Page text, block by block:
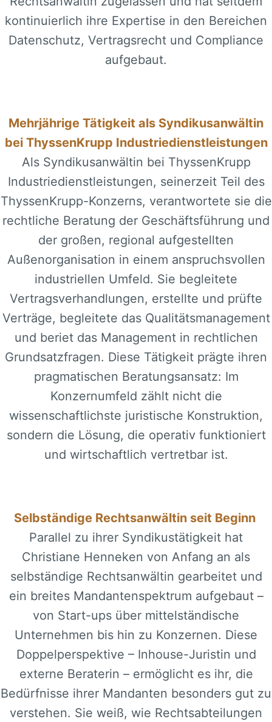
kontinuierlich ihre Expertise in den Bereichen
Datenschutz, Vertragsrecht und Compliance
aufgebaut.
Mehrjährige Tätigkeit als Syndikusanwältin
bei ThyssenKrupp Industriedienstleistungen
Als Syndikusanwältin bei ThyssenKrupp
Industriedienstleistungen, seinerzeit Teil des
ThyssenKrupp-Konzerns, verantwortete sie die
rechtliche Beratung der Geschäftsführung und
der großen, regional aufgestellten
Außenorganisation in einem anspruchsvollen
industriellen Umfeld. Sie begleitete
Vertragsverhandlungen, erstellte und prüfte
Verträge, begleitete das Qualitätsmanagement
und beriet das Management in rechtlichen
Grundsatzfragen. Diese Tätigkeit prägte ihren
pragmatischen Beratungsansatz: Im
Konzernumfeld zählt nicht die
wissenschaftlichste juristische Konstruktion,
sondern die Lösung, die operativ funktioniert
und wirtschaftlich vertretbar ist.
Selbständige Rechtsanwältin seit Beginn
Parallel zu ihrer Syndikustätigkeit hat
Christiane Henneken von Anfang an als
selbständige Rechtsanwältin gearbeitet und
ein breites Mandantenspektrum aufgebaut –
von Start-ups über mittelständische
Unternehmen bis hin zu Konzernen. Diese
Doppelperspektive – Inhouse-Juristin und
externe Beraterin – ermöglicht es ihr, die
Bedürfnisse ihrer Mandanten besonders gut zu
verstehen. Sie weiß, wie Rechtsabteilungen